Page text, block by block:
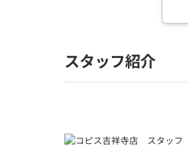
スタッフ紹介